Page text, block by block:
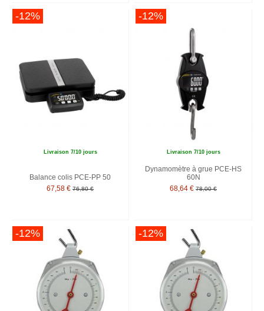
-12%
Livraison 7/10 jours
Balance colis PCE-PP 50
67,58 € 76,80 €
-12%
Livraison 7/10 jours
Dynamomètre à grue PCE-HS
60N
68,64 € 78,00 €
-12% -12%